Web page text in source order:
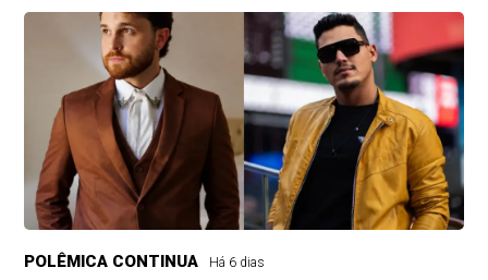
POLÊMICA CONTINUA Há 6 dias